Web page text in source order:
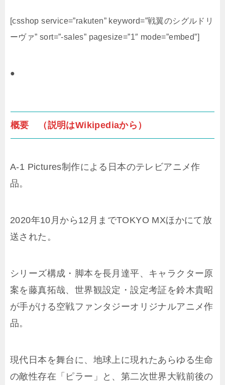
[csshop service=”rakuten” keyword=”戦翼のシグルドリ
ーヴァ” sort=”-sales” pagesize=”1″ mode=”embed”]
●
概要 （説明はWikipediaから）
A-1 Pictures制作による日本のテレビアニメ作
品。
2020年10月から12月までTOKYO MXほかにて放
送された。
シリーズ構成・脚本を長月達平、キャラクター原
案を藤真拓哉、世界観設定・設定考証を鈴木貴昭
が手がける空戦ファンタジーオリジナルアニメ作
品。
現代日本を舞台に、地球上に現れたあらゆる生命
の敵性存在「ピラー」と、第二次世界大戦前後の